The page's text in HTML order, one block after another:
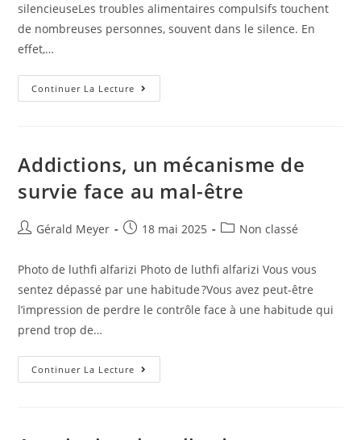
silencieuseLes troubles alimentaires compulsifs touchent
de nombreuses personnes, souvent dans le silence. En
effet,…
Continuer La Lecture
Addictions, un mécanisme de
survie face au mal-être
Gérald Meyer 18 mai 2025 Non classé
Photo de luthfi alfarizi Photo de luthfi alfarizi Vous vous
sentez dépassé par une habitude ?Vous avez peut-être
l’impression de perdre le contrôle face à une habitude qui
prend trop de…
Continuer La Lecture